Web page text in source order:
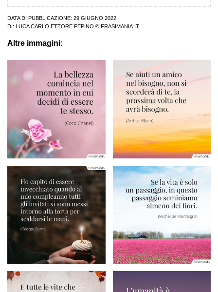
DATA DI PUBBLICAZIONE: 29 GIUGNO 2022
DI:
LUCA CARLO ETTORE PEPINO © FRASIMANIA.IT
Altre immagini: